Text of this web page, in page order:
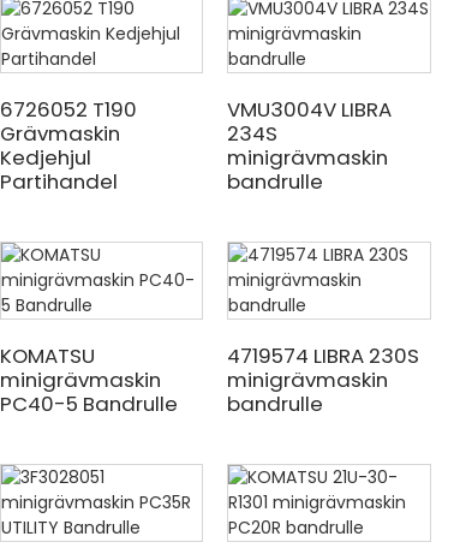
6726052 T190
Grävmaskin
Kedjehjul
Partihandel
VMU3004V LIBRA
234S
minigrävmaskin
bandrulle
KOMATSU
minigrävmaskin
PC40-5 Bandrulle
4719574 LIBRA 230S
minigrävmaskin
bandrulle